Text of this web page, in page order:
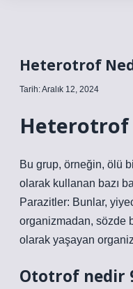
Heterotrof
Tarih: Aralık 12, 2024
Heterotrof
Bu grup, örneğin, ölü
olarak kullanan bazı
Parazitler: Bunlar,
organizmadan, sözde
olarak yaşayan
Ototrof nedir